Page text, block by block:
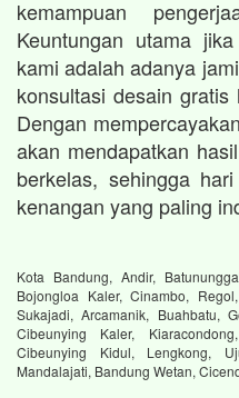
kemampuan
Keuntungan utama
kami adalah adanya
konsultasi desain
Dengan
akan mendapatkan
berkelas, sehingga
kenangan yang paling
Kota Bandung, Andir,
Bojongloa Kaler, Cinambo,
Sukajadi, Arcamanik, Buahbatu,
Cibeunying Kaler,
Cibeunying Kidul, Lengkong,
Mandalajati, Bandung Wetan,